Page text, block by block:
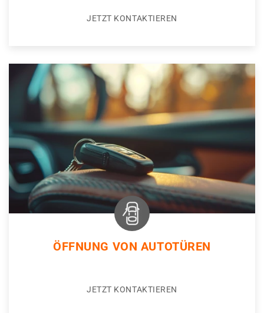
JETZT KONTAKTIEREN
ÖFFNUNG VON AUTOTÜREN
JETZT KONTAKTIEREN